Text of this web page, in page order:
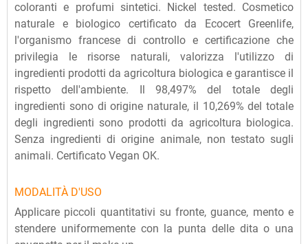
coloranti e profumi sintetici. Nickel tested. Cosmetico
naturale e biologico certificato da Ecocert Greenlife,
l'organismo francese di controllo e certificazione che
privilegia le risorse naturali, valorizza l'utilizzo di
ingredienti prodotti da agricoltura biologica e garantisce il
rispetto dell'ambiente. Il 98,497% del totale degli
ingredienti sono di origine naturale, il 10,269% del totale
degli ingredienti sono prodotti da agricoltura biologica.
Senza ingredienti di origine animale, non testato sugli
animali. Certificato Vegan OK.
MODALITÀ D'USO
Applicare piccoli quantitativi su fronte, guance, mento e
stendere uniformemente con la punta delle dita o una